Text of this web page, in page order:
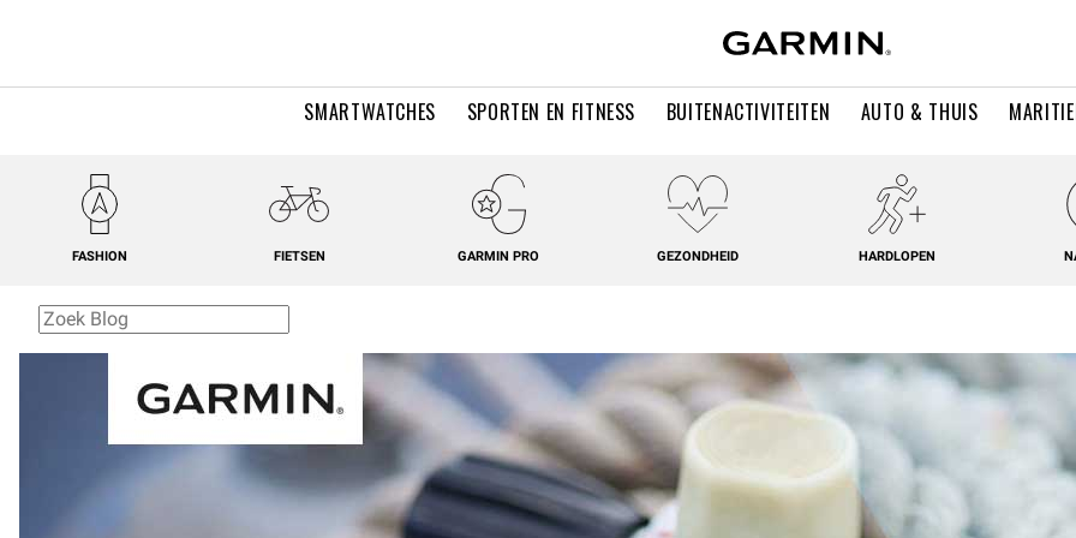
SMARTWATCHES SPORTEN EN FITNESS BUITENACTIVITEITEN AUTO & THUIS
FASHION FIETSEN GARMIN PRO GEZONDHEID HARDLOPEN